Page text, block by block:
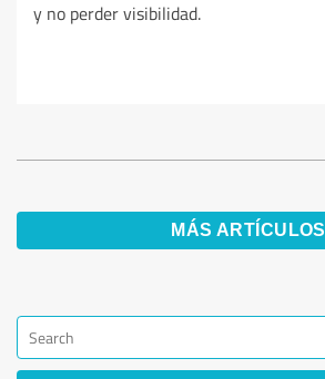
y no perder visibilidad.
MÁS ARTÍCULOS